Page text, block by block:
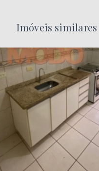
Imóveis similares